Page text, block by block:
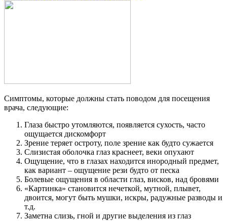
Симптомы, которые должны стать поводом для посещения
врача, следующие:
Глаза быстро утомляются, появляется сухость, часто
ощущается дискомфорт
Зрение теряет остроту, поле зрение как будто сужается
Слизистая оболочка глаз краснеет, веки опухают
Ощущение, что в глазах находится инородный предмет,
как вариант – ощущение рези будто от песка
Болевые ощущения в области глаз, висков, над бровями
«Картинка» становится нечеткой, мутной, плывет,
двоится, могут быть мушки, искры, радужные разводы и
т.д.
Заметна слизь, гной и другие выделения из глаз